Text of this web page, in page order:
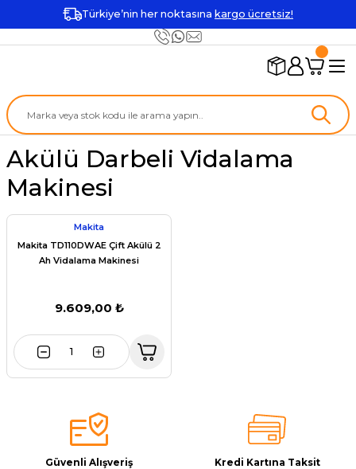
Türkiye’nin her noktasına kargo ücretsiz!
Akülü Darbeli Vidalama
Makinesi
Makita
Makita TD110DWAE Çift Akülü 2
Ah Vidalama Makinesi
9.609,00 ₺
Güvenli Alışveriş
Kredi Kartına Taksit